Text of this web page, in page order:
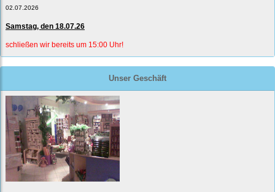
02.07.2026
Samstag, den 18.07.26
schließen wir bereits um 15:00 Uhr!
Unser Geschäft